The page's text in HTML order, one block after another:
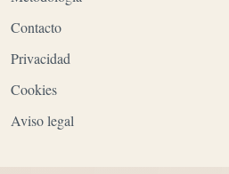
Contacto
Privacidad
Cookies
Aviso legal